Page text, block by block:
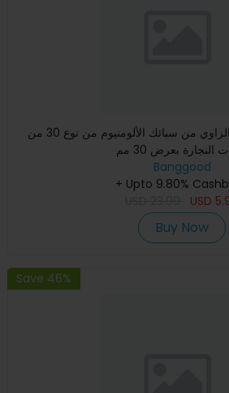
توقف المسار الزاوي من سبائك الألومنيوم من نوع 30 من Drillpro
النجارة بعرض 30 مم
Banggood
+ Upto 9.80%
USD
Buy Now
Save 46%